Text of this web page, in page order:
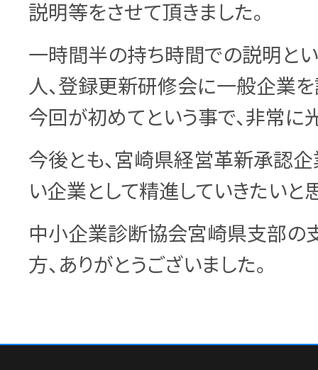
説明等をさせて頂きました。
一時間半の持ち時間での説明とい
人、登録更新研修会に一般企業
今回が初めてという事で、非常に
今後とも、宮崎県経営革新承認
い企業として精進していきたいと
中小企業診断協会宮崎県支部の
方、ありがとうございました。